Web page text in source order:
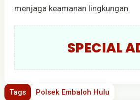
menjaga keamanan lingkungan.
SPECIAL
Tags Polsek Embaloh Hulu